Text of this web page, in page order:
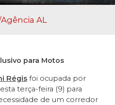
AL
para Motos
Régis foi ocupada por
terça-feira (9) para
de um corredor